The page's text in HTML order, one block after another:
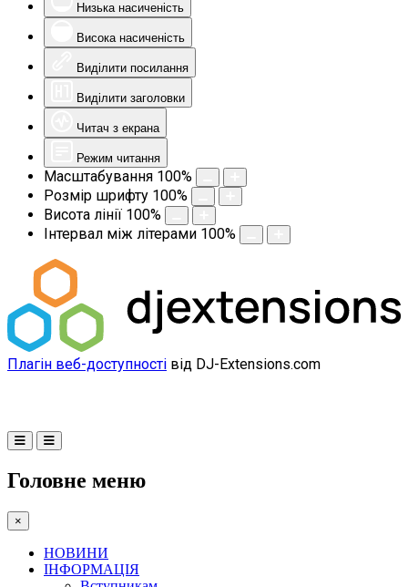
Низька насиченість
Висока насиченість
Виділити посилання
Виділити заголовки
Читач з екрана
Режим читання
Масштабування 100%
Розмір шрифту 100%
Висота лінії 100%
Інтервал між літерами 100%
Плагін веб-доступності від DJ-Extensions.com
Головне меню
×
НОВИНИ
ІНФОРМАЦІЯ